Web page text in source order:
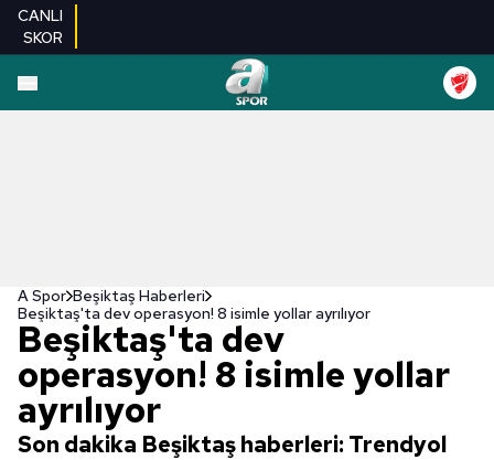
CANLI
SKOR
A Spor Beşiktaş Haberleri
Beşiktaş'ta dev operasyon! 8 isimle yollar ayrılıyor
Beşiktaş'ta dev
operasyon! 8 isimle yollar
ayrılıyor
Son dakika Beşiktaş haberleri: Trendyol